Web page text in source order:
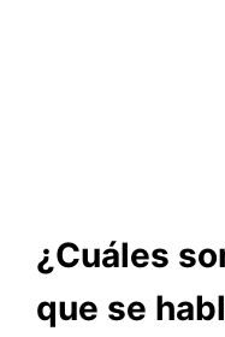
¿Cuáles
que se